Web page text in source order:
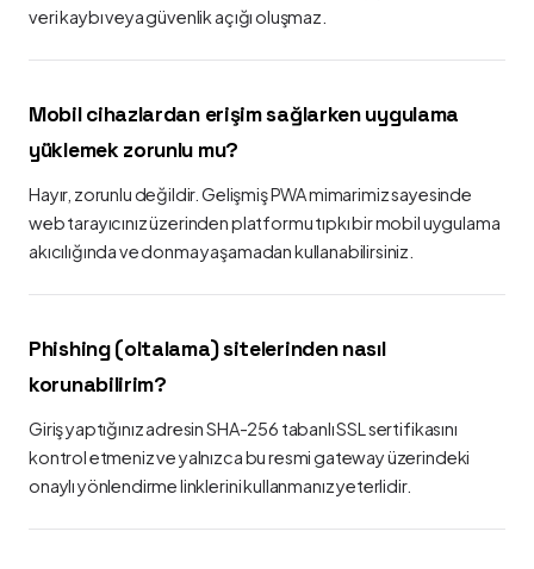
veri kaybı veya güvenlik açığı oluşmaz.
Mobil cihazlardan erişim sağlarken uygulama
yüklemek zorunlu mu?
Hayır, zorunlu değildir. Gelişmiş PWA mimarimiz sayesinde
web tarayıcınız üzerinden platformu tıpkı bir mobil uygulama
akıcılığında ve donma yaşamadan kullanabilirsiniz.
Phishing (oltalama) sitelerinden nasıl
korunabilirim?
Giriş yaptığınız adresin SHA-256 tabanlı SSL sertifikasını
kontrol etmeniz ve yalnızca bu resmi gateway üzerindeki
onaylı yönlendirme linklerini kullanmanız yeterlidir.